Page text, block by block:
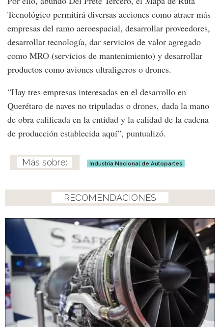
Tecnológico permitirá diversas acciones como atraer más
empresas del ramo aeroespacial, desarrollar proveedores,
desarrollar tecnología, dar servicios de valor agregado
como MRO (servicios de mantenimiento) y desarrollar
productos como aviones ultraligeros o drones.
“Hay tres empresas interesadas en el desarrollo en
Querétaro de naves no tripuladas o drones, dada la mano
de obra calificada en la entidad y la calidad de la cadena
de producción establecida aquí”, puntualizó.
Industria Nacional de Autopartes
RECOMENDACIONES